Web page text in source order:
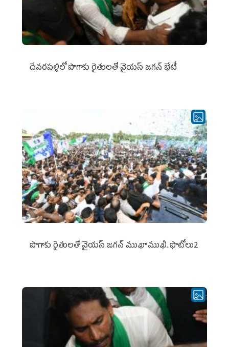
దేవరపల్లిలో పొగాకు రైతులతో వైయస్ జగన్ భేటీ
పొగాకు రైతుల‌తో వైయ‌స్ జ‌గ‌న్ ముఖాముఖి..ఫొటోలు2